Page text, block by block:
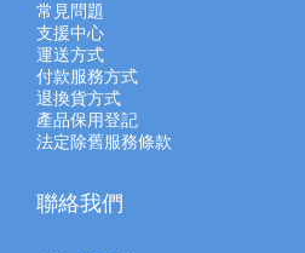
常見問題
支援中心
運送方式
付款服務方式
退換貨方式
產品保用登記
法定除舊服務條款
聯絡我們